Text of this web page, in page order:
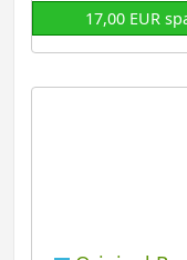
17,00 EUR